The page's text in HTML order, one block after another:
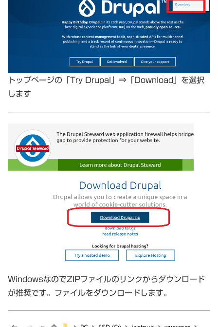
トップページの「Try Drupal」⇒「Download」を選択
します
WindowsなのでZIPファイルのリンクからダウンロード
が推奨です。ファイルをダウンロードします。